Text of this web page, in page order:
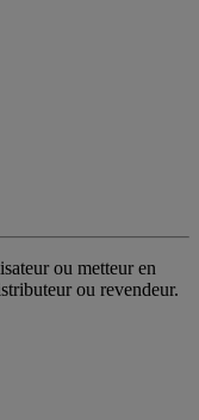
ou metteur en
ou revendeur.